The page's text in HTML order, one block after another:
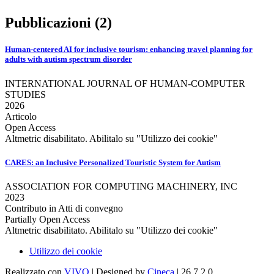
Pubblicazioni (2)
Human-centered AI for inclusive tourism: enhancing travel planning for
adults with autism spectrum disorder
INTERNATIONAL JOURNAL OF HUMAN-COMPUTER
STUDIES
2026
Articolo
Open Access
Altmetric disabilitato. Abilitalo su "Utilizzo dei cookie"
CARES: an Inclusive Personalized Touristic System for Autism
ASSOCIATION FOR COMPUTING MACHINERY, INC
2023
Contributo in Atti di convegno
Partially Open Access
Altmetric disabilitato. Abilitalo su "Utilizzo dei cookie"
Utilizzo dei cookie
Realizzato con VIVO | Designed by Cineca | 26.7.2.0